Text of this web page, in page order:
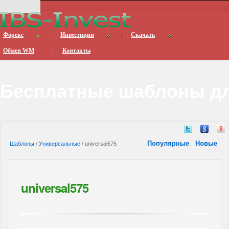
Форекс Инвестиции Скачать
Обмен WM Контакты
Шаблоны / Универсальные / universal575 Популярные Новые
universal575